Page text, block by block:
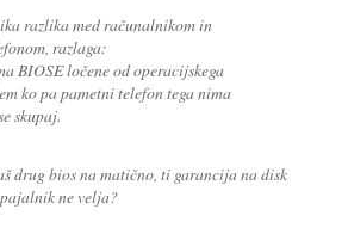
razlika med računalnikom in
razlaga:
BIOSE ločene od operacijskega
ko pa pametni telefon tega nima
skupaj.
drug bios na matično, ti garancija na disk
ne velja?